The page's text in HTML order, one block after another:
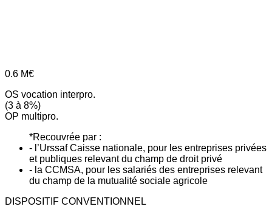
0.6 M€
OS vocation interpro.
(3 à 8%)
OP multipro.
*Recouvrée par :
- l’Urssaf Caisse nationale, pour les entreprises privées
et publiques relevant du champ de droit privé
- la CCMSA, pour les salariés des entreprises relevant
du champ de la mutualité sociale agricole
DISPOSITIF CONVENTIONNEL